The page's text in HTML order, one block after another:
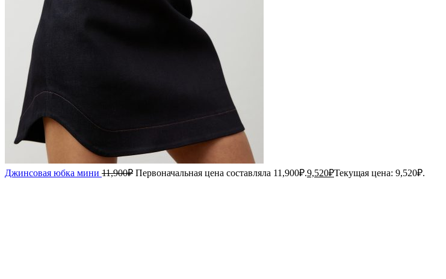
Джинсовая юбка мини 11,900₽ Первоначальная цена составляла 11,900₽.9,520₽Текущая цена: 9,520₽.